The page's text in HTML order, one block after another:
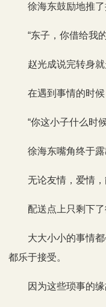
徐海东鼓励地推了
“东子，你借给我
赵光成说完转身
在遇到事情的时
“你这小子什么时
徐海东嘴角终于
无论友情，爱情
配送点上只剩下了
大大小小的事情
都乐于接受。
因为这些琐事的